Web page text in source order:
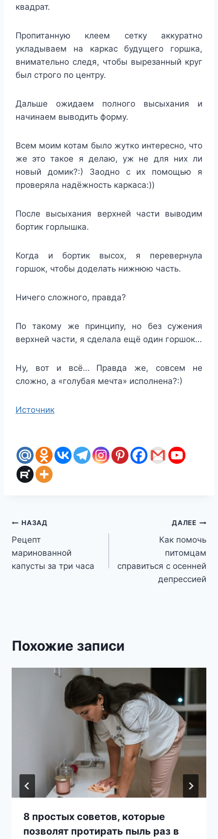
квадрат.
Пропитанную клеем сетку аккуратно
укладываем на каркас будущего горшка,
внимательно следя, чтобы вырезанный круг
был строго по центру.
Дальше ожидаем полного высыхания и
начинаем выводить форму.
Всем моим котам было жутко интересно, что
же это такое я делаю, уж не для них ли
новый домик?:) Заодно с их помощью я
проверяла надёжность каркаса:))
После высыхания верхней части выводим
бортик горлышка.
Когда и бортик высох, я перевернула
горшок, чтобы доделать нижнюю часть.
Ничего сложного, правда?
По такому же принципу, но без сужения
верхней части, я сделала ещё один горшок…
Ну, вот и всё… Правда же, совсем не
сложно, а «голубая мечта» исполнена?:)
Источник
Навигация
по
записям
НАЗАД
Рецепт
маринованной
капусты за три часа
ДАЛЕЕ
Как помочь
питомцам
справиться с осенней
депрессией
Похожие записи
8 простых советов, которые
позволят протирать пыль раз в